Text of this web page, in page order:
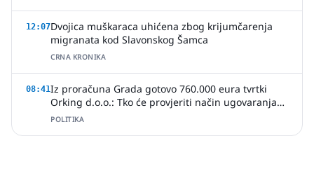
12:07Dvojica muškaraca uhićena zbog krijumčarenja
migranata kod Slavonskog Šamca
CRNA KRONIKA
08:41Iz proračuna Grada gotovo 760.000 eura tvrtki
Orking d.o.o.: Tko će provjeriti način ugovaranja
poslova?
POLITIKA